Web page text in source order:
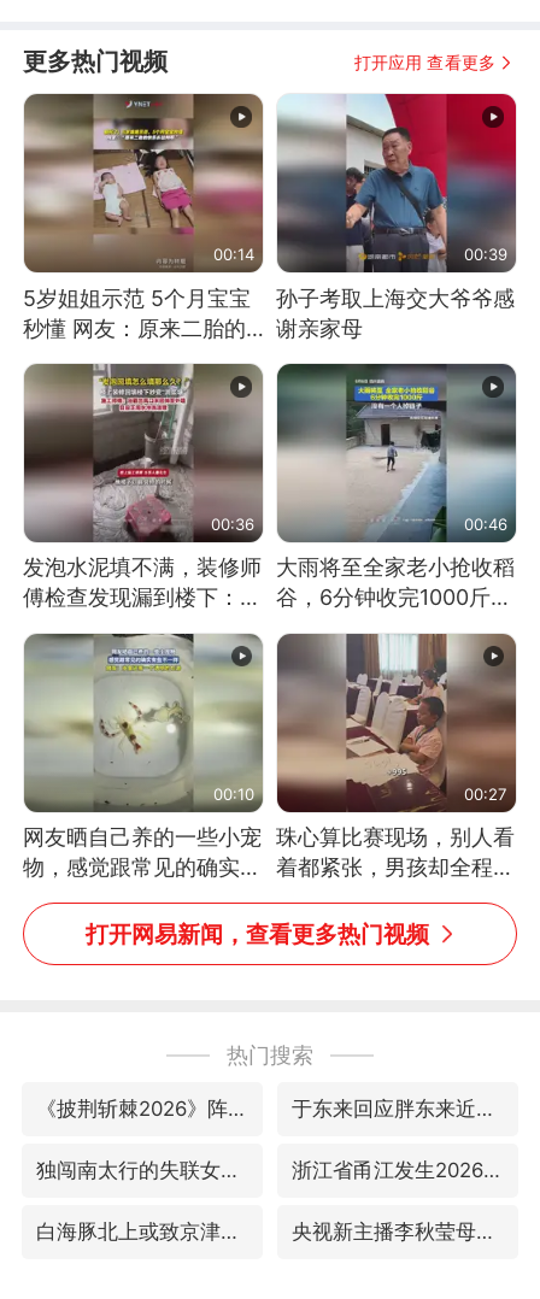
更多热门视频 打开应用 查看更多
00:14
5岁姐姐示范 5个月宝宝
秒懂 网友：原来二胎的
快乐长这样
00:39
孙子考取上海交大爷爷感
谢亲家母
00:36
发泡水泥填不满，装修师
傅检查发现漏到楼下：出
风口未延伸到外墙
00:46
大雨将至全家老小抢收稻
谷，6分钟收完1000斤，
没有一个人掉链子
00:10
网友晒自己养的一些小宠
物，感觉跟常见的确实有
些不一样
00:27
珠心算比赛现场，别人看
着都紧张，男孩却全程气
定神闲、从容作答，最终
拿下冠军。网友：这淡定
的样子，一看就是有实
打开网易新闻，查看更多热门视频
热门搜索
《披荆斩棘2026》阵容官宣 于东来回应胖东来近25年老店年底关闭
独闯南太行的失联女生最后轨迹已确认 浙江省甬江发生2026年第1号洪水
白海豚北上或致京津冀暴雨 央视新主播李秋莹母校发文祝贺